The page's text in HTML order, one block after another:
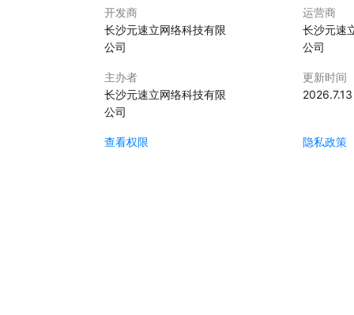
开发商
长沙元速立网络科技有限
公司
运营商
长沙元速
公司
主办者
长沙元速立网络科技有限
公司
更新时间
2026.7.13
查看权限 隐私政策